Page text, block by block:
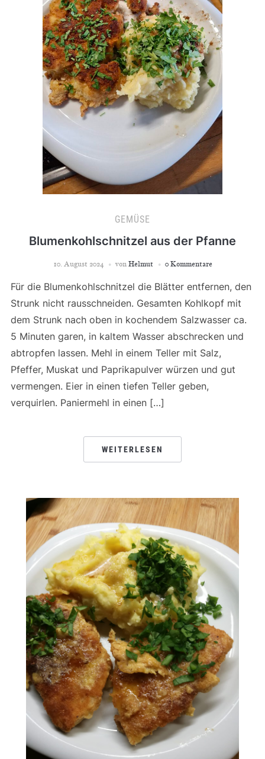
GEMÜSE
Blumenkohlschnitzel aus der Pfanne
10. August 2024 von Helmut 0 Kommentare
Für die Blumenkohlschnitzel die Blätter entfernen, den
Strunk nicht rausschneiden. Gesamten Kohlkopf mit
dem Strunk nach oben in kochendem Salzwasser ca.
5 Minuten garen, in kaltem Wasser abschrecken und
abtropfen lassen. Mehl in einem Teller mit Salz,
Pfeffer, Muskat und Paprikapulver würzen und gut
vermengen. Eier in einen tiefen Teller geben,
verquirlen. Paniermehl in einen […]
WEITERLESEN